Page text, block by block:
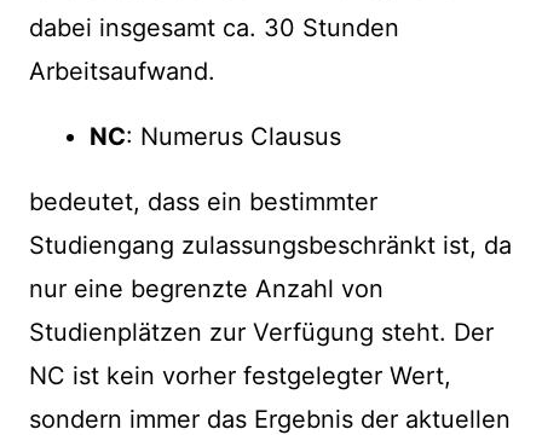
dabei insgesamt ca. 30 Stunden
Arbeitsaufwand.
NC: Numerus Clausus
bedeutet, dass ein bestimmter
Studiengang zulassungsbeschränkt ist, da
nur eine begrenzte Anzahl von
Studienplätzen zur Verfügung steht. Der
NC ist kein vorher festgelegter Wert,
sondern immer das Ergebnis der aktuellen